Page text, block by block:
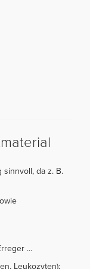
sinnvoll, da z. B.
...
Leukozyten);